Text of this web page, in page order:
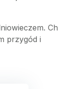
przygód i